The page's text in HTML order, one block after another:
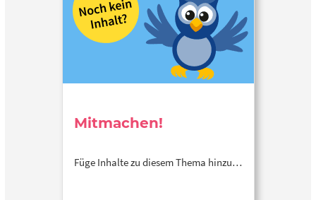
Mitmachen!
Füge Inhalte zu diesem Thema hinzu…